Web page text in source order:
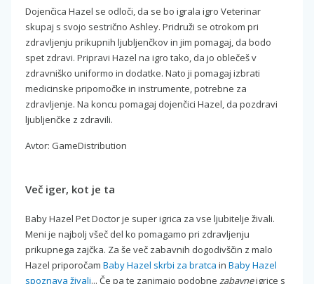
Dojenčica Hazel se odloči, da se bo igrala igro Veterinar
skupaj s svojo sestrično Ashley. Pridruži se otrokom pri
zdravljenju prikupnih ljubljenčkov in jim pomagaj, da bodo
spet zdravi. Pripravi Hazel na igro tako, da jo oblečeš v
zdravniško uniformo in dodatke. Nato ji pomagaj izbrati
medicinske pripomočke in instrumente, potrebne za
zdravljenje. Na koncu pomagaj dojenčici Hazel, da pozdravi
ljubljenčke z zdravili.
Avtor: GameDistribution
Več iger, kot je ta
Baby Hazel Pet Doctor je super igrica za vse ljubitelje živali.
Meni je najbolj všeč del ko pomagamo pri zdravljenju
prikupnega zajčka. Za še več zabavnih dogodivščin z malo
Hazel priporočam Baby Hazel skrbi za bratca in Baby Hazel
spoznava živali... Če pa te zanimajo podobne zabavneigrice s